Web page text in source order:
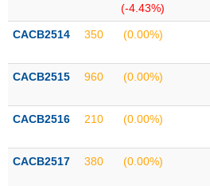
cổ
phiếu
Quy
mô
trường
(-4.43%)
CACB2514 350 (0.00%)
CACB2515 960 (0.00%)
CACB2516 210 (0.00%)
CACB2517 380 (0.00%)
DOANH